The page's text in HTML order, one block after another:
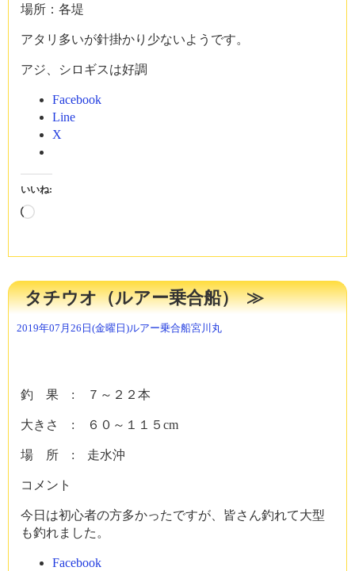
場所：各堤
アタリ多いが針掛かり少ないようです。
アジ、シロギスは好調
Facebook
Line
X
いいね:
読
中…
タチウオ（ルアー乗合船）
2019年07月26日(金曜日)ルアー乗合船宮川丸
釣 果 : ７～２２本
大きさ : ６０～１１５cm
場 所 : 走水沖
コメント
今日は初心者の方多かったですが、皆さん釣れて大型
も釣れました。
Facebook